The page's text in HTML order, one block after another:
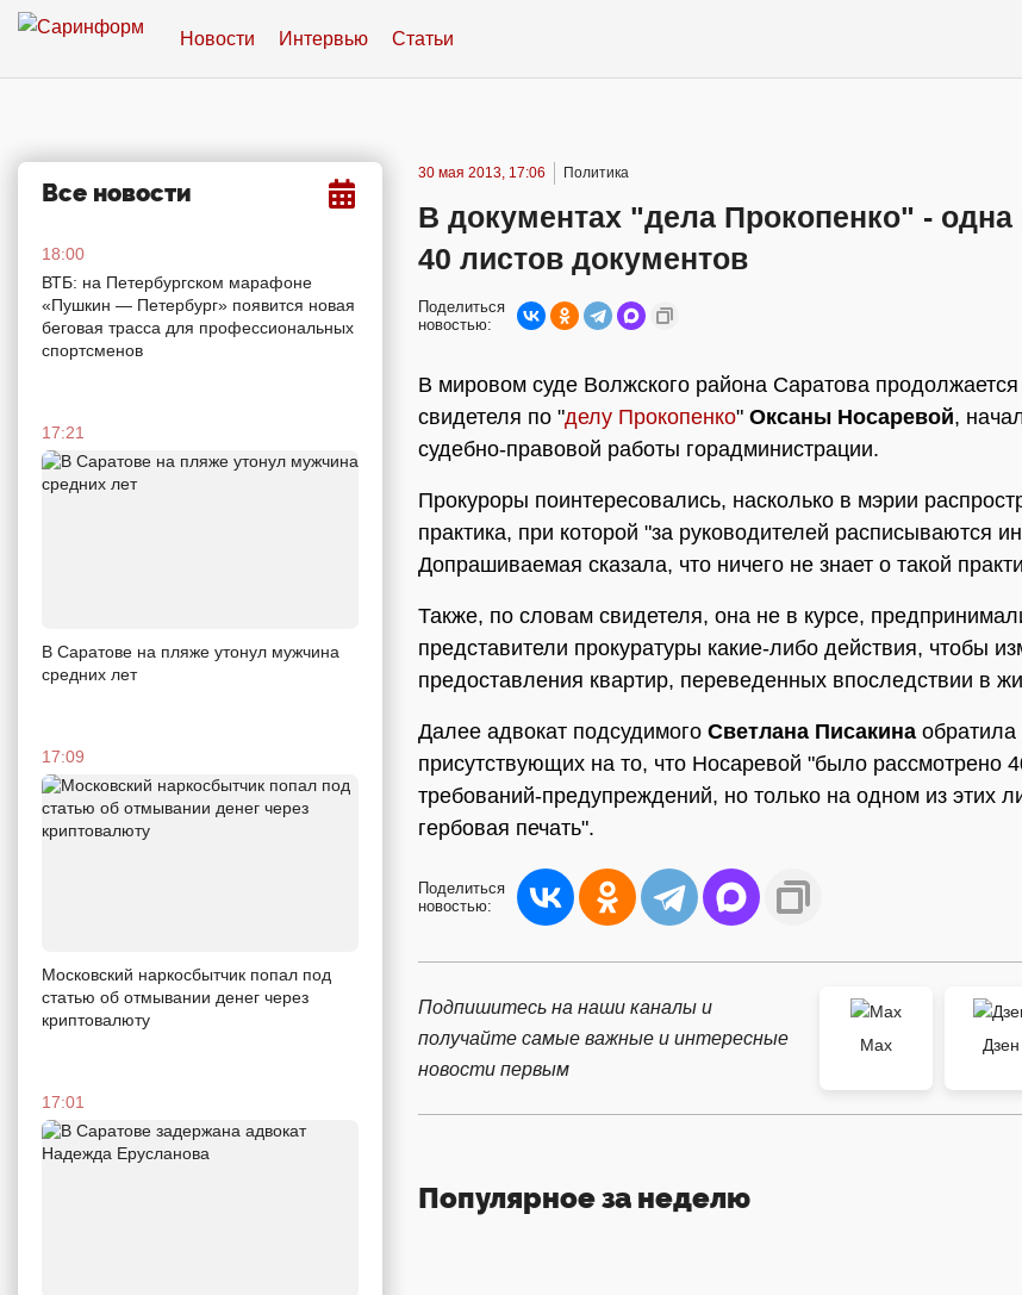
Новости Интервью Статьи
Все новости
18:00
ВТБ: на Петербургском марафоне
«Пушкин — Петербург» появится новая
беговая трасса для профессиональных
спортсменов
17:21
В Саратове на пляже утонул мужчина
средних лет
17:09
Московский наркосбытчик попал под
статью об отмывании денег через
криптовалюту
17:01
30 мая 2013, 17:06 Политика
В документах "дела Прокопенко" - одна
40 листов документов
Поделиться
новостью:
В мировом суде Волжского района Саратова
свидетеля по "делу Прокопенко" Оксаны Носаревой,
судебно-правовой работы горадминистрации.
Прокуроры поинтересовались, насколько в мэрии
практика, при которой "за руководителей расписываются
Допрашиваемая сказала, что ничего не знает о такой
Также, по словам свидетеля, она не в курсе,
представители прокуратуры какие-либо действия, чтобы
предоставления квартир, переведенных впоследствии в
Далее адвокат подсудимого Светлана Писакина
присутствующих на то, что Носаревой "было рассмотрено
требований-предупреждений, но только на одном из этих
гербовая печать".
Поделиться
новостью:
Подпишитесь на наши каналы и
получайте самые важные и интересные
новости первым
Max
Дзен
Популярное за неделю